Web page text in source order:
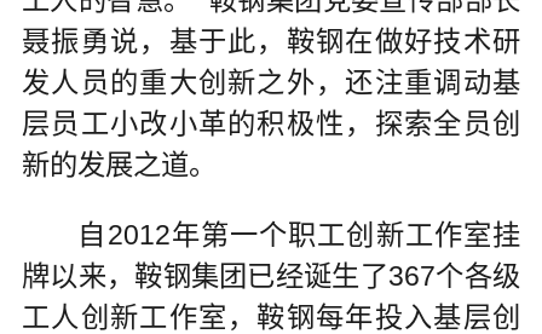
聂振勇说，基于此，鞍钢在做好技术研
发人员的重大创新之外，还注重调动基
层员工小改小革的积极性，探索全员创
新的发展之道。
自2012年第一个职工创新工作室挂
牌以来，鞍钢集团已经诞生了367个各级
工人创新工作室，鞍钢每年投入基层创